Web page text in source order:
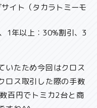
イト（タカラトミーモ
1年以上：30%割引、3
いたため今回はクロス
ロス取引した際の手数
百円でトミカ2台と商